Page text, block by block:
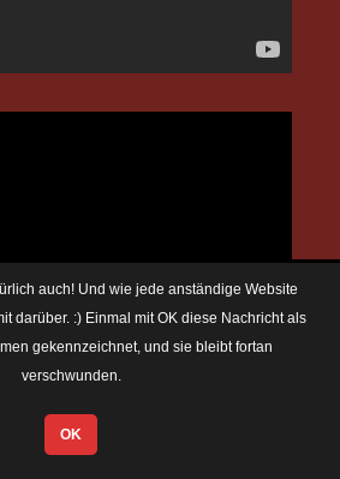
auch! Und wie jede anständige Website
darüber. :) Einmal mit OK diese Nachricht als
gekennzeichnet, und sie bleibt fortan
verschwunden.
OK